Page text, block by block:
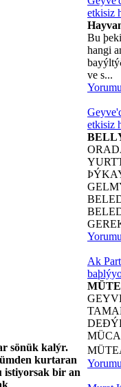
etkisiz
Bu
hangi
ve s...
etkisiz
Ak
sönük kalýr.
kurtaran
istiyorsak bir an